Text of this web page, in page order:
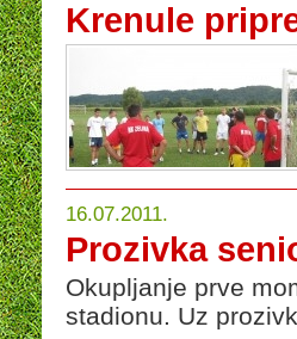
Krenule
16.07.2011.
Prozivka
Okupljanje prve
stadionu. Uz